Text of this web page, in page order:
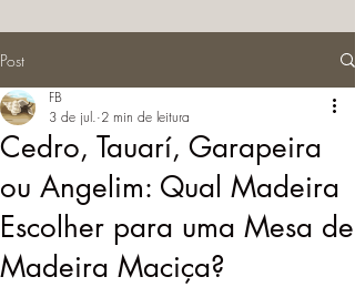
Post
Cedro, Tauarí, Garapeira
ou Angelim: Qual Madeira
Escolher para uma Mesa de
Madeira Maciça?
FB
3 de jul. 2 min de leitura